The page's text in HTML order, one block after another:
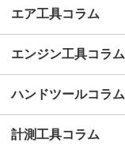
エア工具コラム
エンジン工具コラム
ハンドツールコラム
計測工具コラム